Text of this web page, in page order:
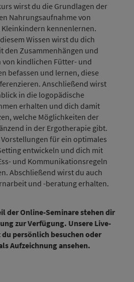
wirst du die Grundlagen der
Nahrungsaufnahme von
kennenlernen.
Wissen wirst du dich
den Zusammenhängen und
von kindlichen Fütter- und
befassen und lernen, diese
Anschließend wirst
in die logopädische
erhalten und dich damit
welche Möglichkeiten der
in der Ergotherapie gibt.
für ein optimales
entwickeln und dich mit
und Kommunikationsregeln
Abschließend wirst du auch
und -beratung erhalten.
der Online-Seminare stehen dir
zur Verfügung. Unsere Live-
persönlich besuchen oder
Aufzeichnung ansehen.